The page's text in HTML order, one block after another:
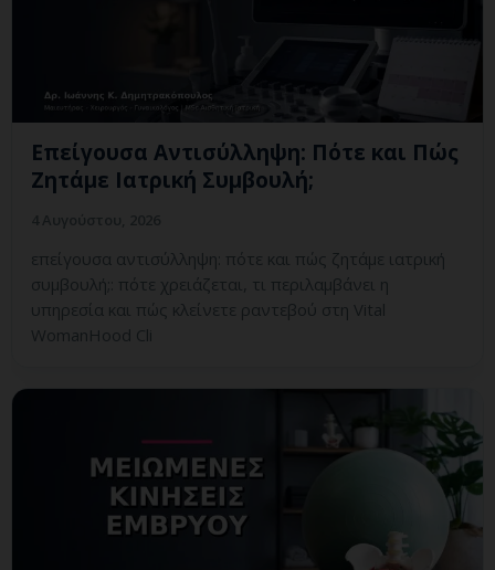
Επείγουσα Αντισύλληψη: Πότε και Πώς
Ζητάμε Ιατρική Συμβουλή;
επείγουσα αντισύλληψη: πότε και πώς ζητάμε ιατρική
συμβουλή;: πότε χρειάζεται, τι περιλαμβάνει η
υπηρεσία και πώς κλείνετε ραντεβού στη Vital
WomanHood Cli